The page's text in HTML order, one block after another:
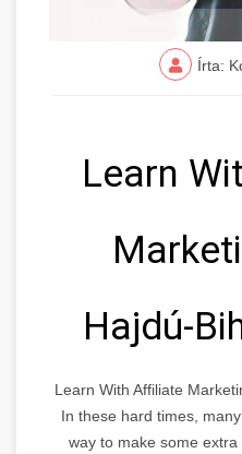
Írta:
Learn
Hajdú-
Learn With Affiliate
In these hard times,
way to make some